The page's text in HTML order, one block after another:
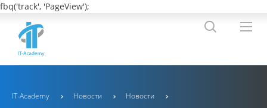
fbq('track', 'PageView');
IT-Academy Новости Новости